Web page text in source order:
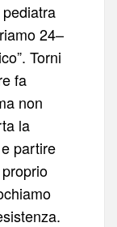
24–
Torni
fa
non
la
partire